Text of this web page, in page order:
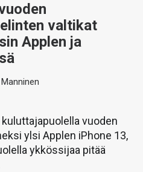
valtikat
Applen ja
kuluttajapuolella vuoden
ylsi Applen iPhone 13,
ykkössijaa pitää